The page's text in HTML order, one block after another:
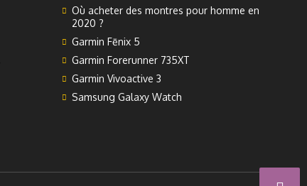
Où acheter des montres pour homme en
2020 ?
Garmin Fēnix 5
Garmin Forerunner 735XT
Garmin Vivoactive 3
Samsung Galaxy Watch